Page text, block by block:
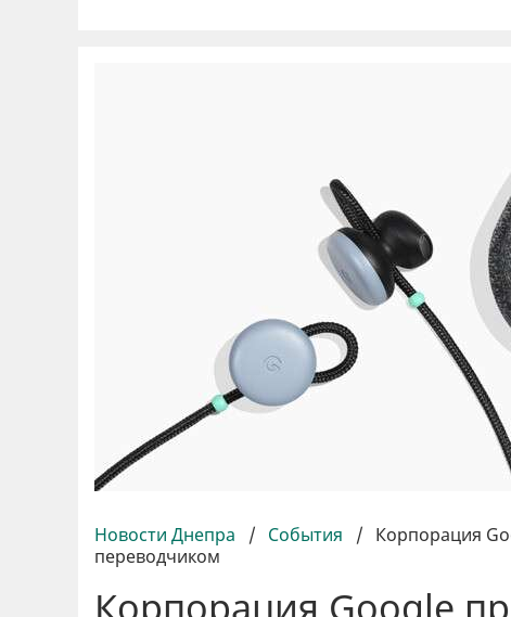
Новости Днепра / События / Корпорация
переводчиком
Корпорация Google